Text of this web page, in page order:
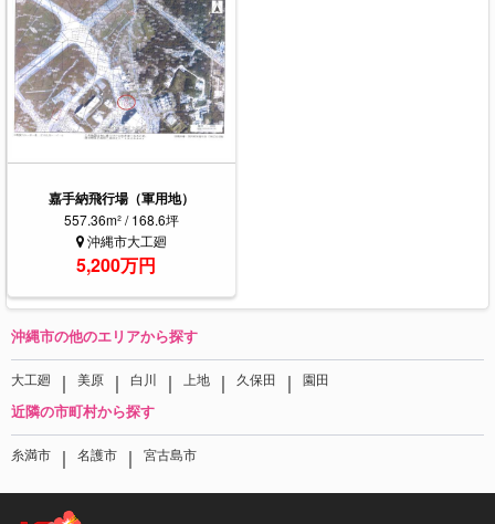
嘉手納飛行場（軍用地）
557.36m² / 168.6坪
沖縄市大工廻
5,200万円
沖縄市の他のエリアから探す
大工廻 ｜ 美原 ｜ 白川 ｜ 上地 ｜ 久保田 ｜ 園田
近隣の市町村から探す
糸満市 ｜ 名護市 ｜ 宮古島市